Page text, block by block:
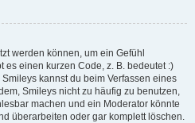
werden können, um ein Gefühl
es einen kurzen Code, z. B. bedeutet :)
kannst du beim Verfassen eines
Smileys nicht zu häufig zu benutzen,
machen und ein Moderator könnte
überarbeiten oder gar komplett löschen.